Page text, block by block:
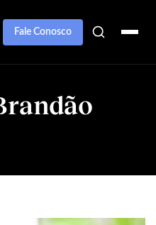
Fale Conosco